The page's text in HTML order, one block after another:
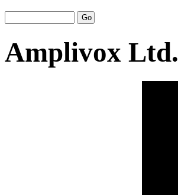
Amplivox Ltd.